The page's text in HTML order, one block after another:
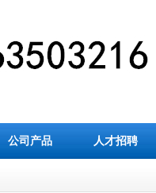
公司产品 人才招聘